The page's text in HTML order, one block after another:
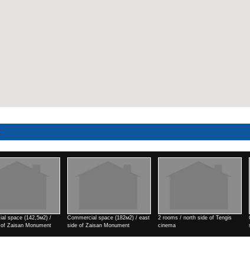
3 rooms / Park view town
Үнэ
1 rooms / north side of
Commercial space (182м2) / east
side of Zaisan Monument